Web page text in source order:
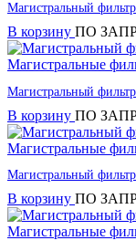
Магистральный
В корзину ПО
Магистральные
Магистральный
В корзину ПО
Магистральные
Магистральный
В корзину ПО
Магистральные